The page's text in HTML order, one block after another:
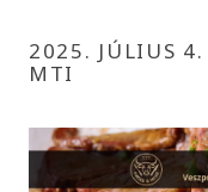
2025. JÚLIUS
MTI